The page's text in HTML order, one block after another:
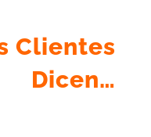
Clientes
Dicen…